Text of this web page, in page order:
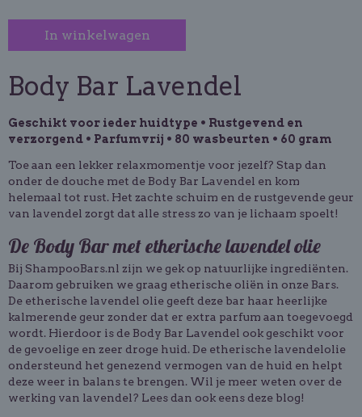
In winkelwagen
Body Bar Lavendel
Geschikt voor ieder huidtype • Rustgevend en
verzorgend • Parfumvrij • 80 wasbeurten • 60 gram
Toe aan een lekker relaxmomentje voor jezelf? Stap dan
onder de douche met de Body Bar Lavendel en kom
helemaal tot rust. Het zachte schuim en de rustgevende geur
van lavendel zorgt dat alle stress zo van je lichaam spoelt!
De Body Bar met etherische lavendel olie
Bij ShampooBars.nl zijn we gek op natuurlijke ingrediënten.
Daarom gebruiken we graag etherische oliën in onze Bars.
De etherische lavendel olie geeft deze bar haar heerlijke
kalmerende geur zonder dat er extra parfum aan toegevoegd
wordt. Hierdoor is de Body Bar Lavendel ook geschikt voor
de gevoelige en zeer droge huid. De etherische lavendelolie
ondersteund het genezend vermogen van de huid en helpt
deze weer in balans te brengen. Wil je meer weten over de
werking van lavendel? Lees dan ook eens deze blog!